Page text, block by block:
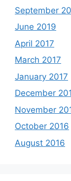
September
June 2019
April 2017
March 2017
January 2017
December
November
October 2016
August 2016